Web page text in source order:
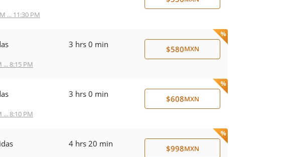
... 11:30 PM
... 8:15 PM
3 hrs 0 min $580MXN
... 8:10 PM
3 hrs 0 min $608MXN
4 hrs 20 min $998MXN